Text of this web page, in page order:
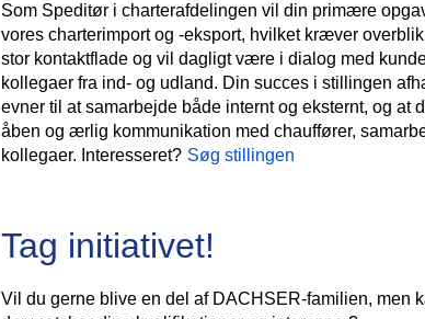
Som Speditør i charterafdelingen vil din primære
vores charterimport og -eksport, hvilket kræver
stor kontaktflade og vil dagligt være i dialog med
kollegaer fra ind- og udland. Din succes i stillingen
evner til at samarbejde både internt og eksternt, og at
åben og ærlig kommunikation med chauffører,
kollegaer. Interesseret? Søg stillingen
Tag initiativet!
Vil du gerne blive en del af DACHSER-familien, men